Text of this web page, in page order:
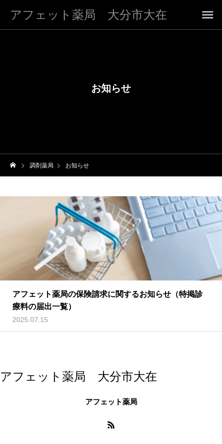
アフェット薬局 大分市大在
お知らせ
調剤薬局 お知らせ
アフェット薬局の保険請求に関するお知らせ（特掲診
療料の届出一覧）
2025.07.15
アフェット薬局 大分市大在
アフェット薬局